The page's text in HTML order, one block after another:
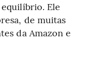
Ele
de muitas
da Amazon e